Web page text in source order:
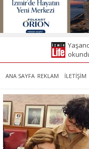
ANA SAYFA REKLAM İLETİŞİM